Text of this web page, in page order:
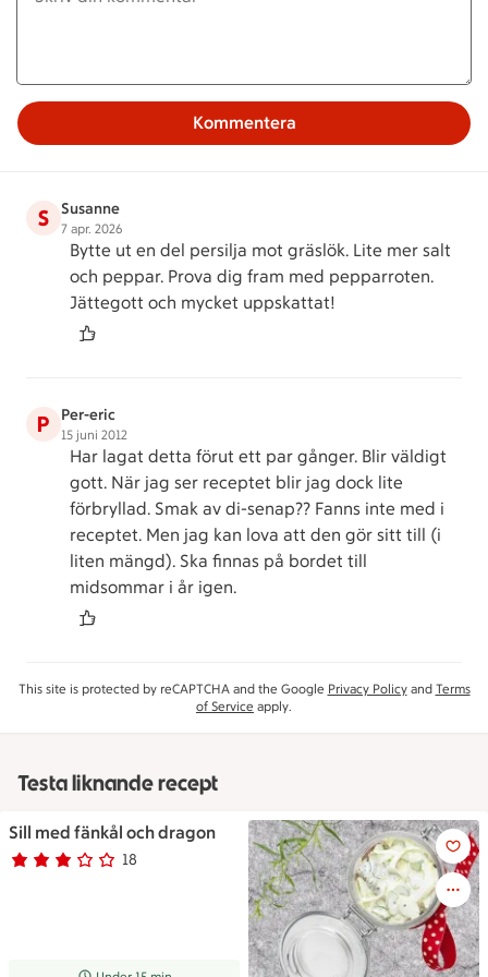
Kommentera
S Susanne
7 apr. 2026
Bytte ut en del persilja mot gräslök. Lite mer salt
och peppar. Prova dig fram med pepparroten.
Jättegott och mycket uppskattat!
P Per-eric
15 juni 2012
Har lagat detta förut ett par gånger. Blir väldigt
gott. När jag ser receptet blir jag dock lite
förbryllad. Smak av di-senap?? Fanns inte med i
receptet. Men jag kan lova att den gör sitt till (i
liten mängd). Ska finnas på bordet till
midsommar i år igen.
This site is protected by reCAPTCHA and the Google Privacy Policyand Terms
of Service apply.
Testa liknande recept
Sill med fänkål och dragon
Betyg 2.9 av 5. 18
18 personer har röstat
Sill med fänkål och dragon